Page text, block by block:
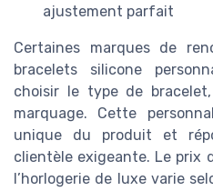
ajustement parfait
Certaines marques de
bracelets silicone
choisir le type de
marquage. Cette
unique du produit et
clientèle exigeante. Le prix
l’horlogerie de luxe varie